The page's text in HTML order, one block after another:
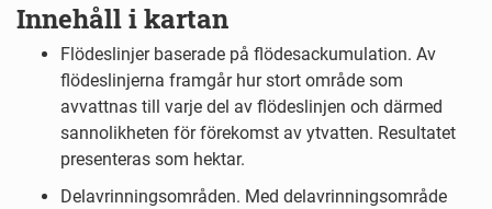
Innehåll i kartan
Flödeslinjer baserade på flödesackumulation. Av
flödeslinjerna framgår hur stort område som
avvattnas till varje del av flödeslinjen och därmed
sannolikheten för förekomst av ytvatten. Resultatet
presenteras som hektar.
Delavrinningsområden. Med delavrinningsområde